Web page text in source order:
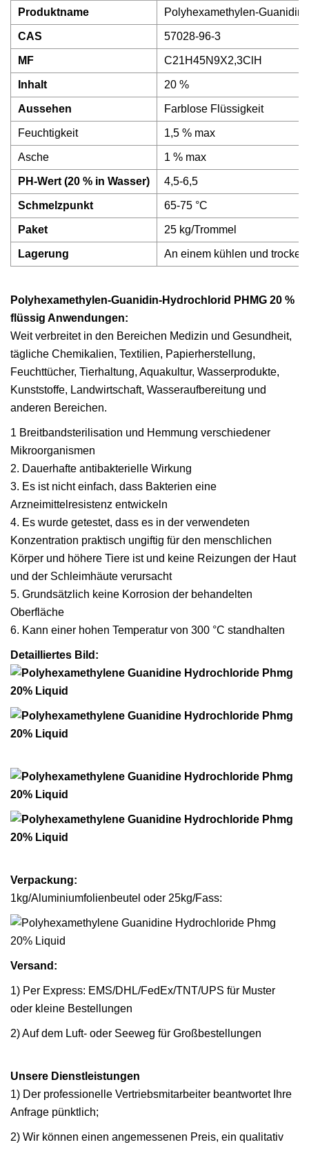
Produktname Polyhexamethylen-
CAS 57028-96-3
MF C21H45N9X2,3ClH
Inhalt 20 %
Aussehen Farblose Flüssigkeit
Feuchtigkeit 1,5 % max
Asche 1 % max
PH-Wert (20 % in Wasser) 4,5-6,5
Schmelzpunkt 65-75 °C
Paket 25 kg/Trommel
Lagerung An einem kühlen und
Polyhexamethylen-Guanidin-Hydrochlorid PHMG 20 %
flüssig Anwendungen:
Weit verbreitet in den Bereichen Medizin und Gesundheit,
tägliche Chemikalien, Textilien, Papierherstellung,
Feuchttücher, Tierhaltung, Aquakultur, Wasserprodukte,
Kunststoffe, Landwirtschaft, Wasseraufbereitung und
anderen Bereichen.
1 Breitbandsterilisation und Hemmung verschiedener
Mikroorganismen
2. Dauerhafte antibakterielle Wirkung
3. Es ist nicht einfach, dass Bakterien eine
Arzneimittelresistenz entwickeln
4. Es wurde getestet, dass es in der verwendeten
Konzentration praktisch ungiftig für den menschlichen
Körper und höhere Tiere ist und keine Reizungen der Haut
und der Schleimhäute verursacht
5. Grundsätzlich keine Korrosion der behandelten
Oberfläche
6. Kann einer hohen Temperatur von 300 °C standhalten
Detailliertes Bild:
Verpackung:
1kg/Aluminiumfolienbeutel oder 25kg/Fass:
Versand:
1) Per Express: EMS/DHL/FedEx/TNT/UPS für Muster
oder kleine Bestellungen
2) Auf dem Luft- oder Seeweg für Großbestellungen
Unsere Dienstleistungen
1) Der professionelle Vertriebsmitarbeiter beantwortet Ihre
Anfrage pünktlich;
2) Wir können einen angemessenen Preis, ein qualitativ